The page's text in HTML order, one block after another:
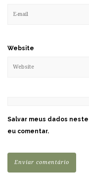
Website
Salvar meus dados
eu comentar.